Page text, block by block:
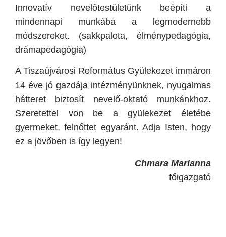
Innovatív nevelőtestületünk beépíti a
mindennapi munkába a legmodernebb
módszereket. (sakkpalota, élménypedagógia,
drámapedagógia)
A Tiszaújvárosi Református Gyülekezet immáron
14 éve jó gazdája intézményünknek, nyugalmas
hátteret biztosít nevelő-oktató munkánkhoz.
Szeretettel von be a gyülekezet életébe
gyermeket, felnőttet egyaránt. Adja Isten, hogy
ez a jövőben is így legyen!
Chmara Marianna
főigazgató